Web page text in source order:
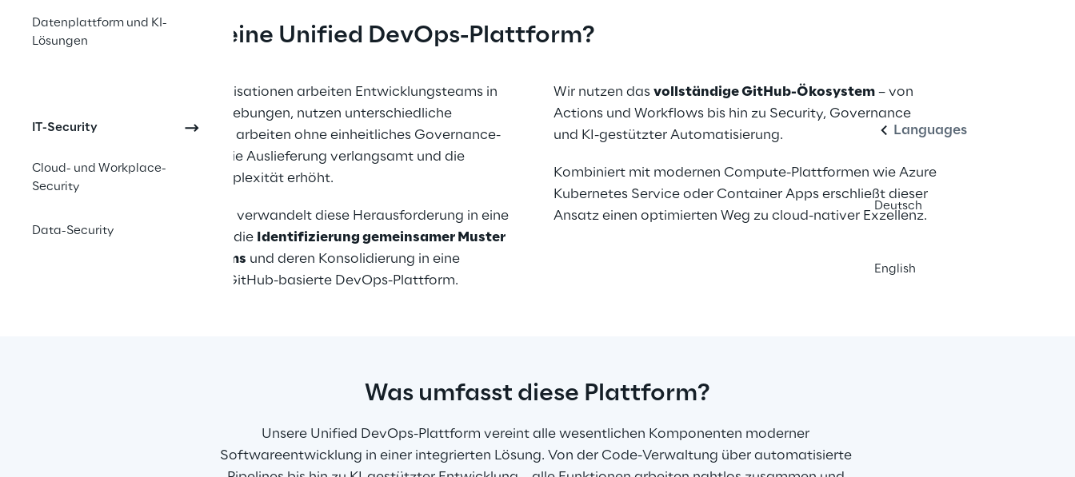
Datenplattform und KI-
Lösungen
IT-Security
Cloud- und Workplace-
Security
Data-Security
Languages
Deutsch
English
Warum eine Unified DevOps-Plattform?
In vielen Organisationen arbeiten Entwicklungsteams in
verteilten Umgebungen, nutzen unterschiedliche
Toolchains und arbeiten ohne einheitliches Governance-
Modell – was die Auslieferung verlangsamt und die
operative Komplexität erhöht.
Unser Angebot verwandelt diese Herausforderung in eine
Chance: durch die Identifizierung gemeinsamer Muster
zwischen Teams und deren Konsolidierung in eine
gemeinsame, GitHub-basierte DevOps-Plattform.
Wir nutzen das vollständige GitHub-Ökosystem – von
Actions und Workflows bis hin zu Security, Governance
und KI-gestützter Automatisierung.
Kombiniert mit modernen Compute-Plattformen wie Azure
Kubernetes Service oder Container Apps erschließt dieser
Ansatz einen optimierten Weg zu cloud-nativer Exzellenz.
Was umfasst diese Plattform?
Unsere Unified DevOps-Plattform vereint alle wesentlichen Komponenten moderner
Softwareentwicklung in einer integrierten Lösung. Von der Code-Verwaltung über automatisierte